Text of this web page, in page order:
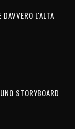
L'ALTA
STORYBOARD